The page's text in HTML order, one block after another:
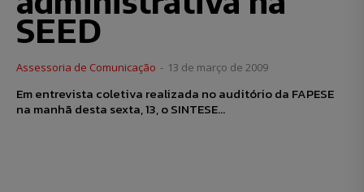
SEED
Assessoria de Comunicação - 13 de março de 2009
Em entrevista coletiva realizada no auditório da FAPESE
na manhã desta sexta, 13, o SINTESE...